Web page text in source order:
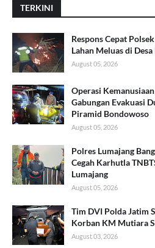
TERKINI
Respons Cepat
Lahan Meluas di
August 05, 2026
Operasi
Gabungan Evakuasi
Piramid Bondowoso
August 05, 2026
Polres Lumajang
Cegah Karhutla
Lumajang
August 05, 2026
Tim DVI Polda Jatim
Korban KM Mutiara
August 03, 2026